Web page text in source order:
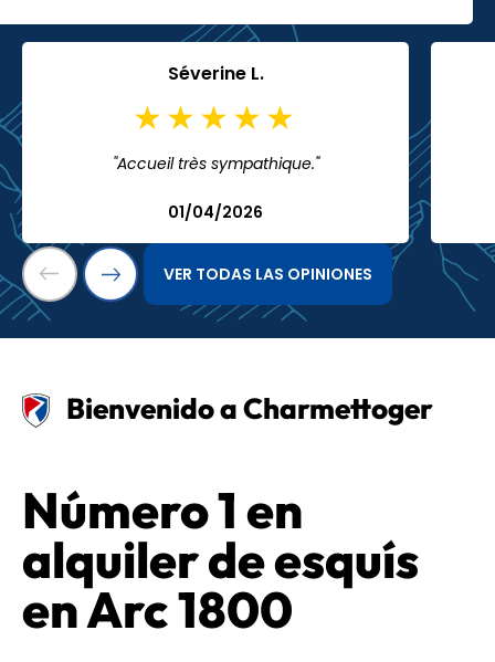
Séverine L.
"Accueil très sympathique."
01/04/2026
VER TODAS LAS OPINIONES
Bienvenido a Charmettoger
Número 1 en
alquiler de esquís
en Arc 1800